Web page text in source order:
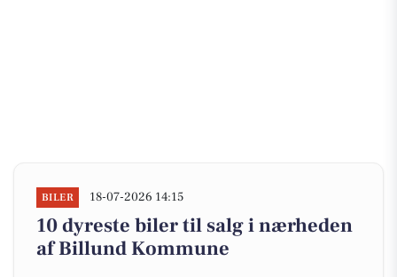
BILER 18-07-2026 14:15
10 dyreste biler til salg i nærheden
af Billund Kommune